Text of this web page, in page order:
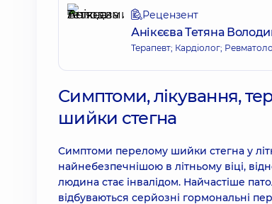
Рецензент
Анікєєва Тетяна
Терапевт; Кардіолог;
Симптоми, лікування,
шийки стегна
Симптоми перелому шийки стегна у
найнебезпечнішою в літньому віці,
людина стає інвалідом. Найчастіше
відбуваються серйозні гормональні